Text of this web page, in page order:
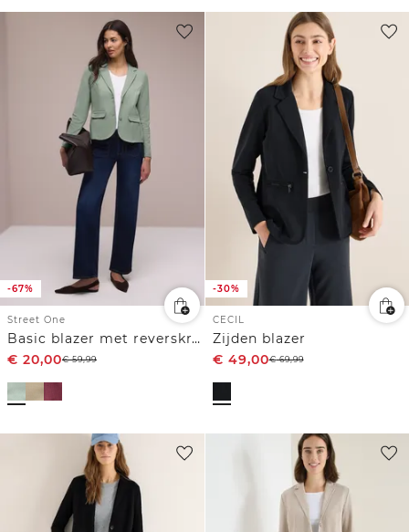
-67%
Street One
Basic blazer met reverskraag
€ 20,00€59,99
-30%
CECIL
Zijden blazer
€ 49,00€69,99